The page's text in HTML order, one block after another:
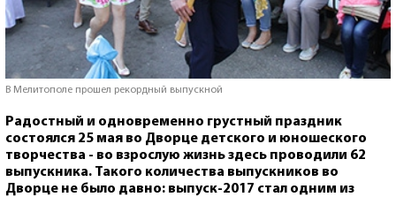
В Мелитополе прошел рекордный выпускной
Радостный и одновременно грустный праздник
состоялся 25 мая во Дворце детского и юношеского
творчества - во взрослую жизнь здесь проводили 62
выпускника. Такого количества выпускников во
Дворце не было давно: выпуск-2017 стал одним из